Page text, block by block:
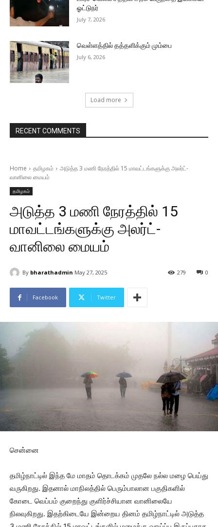
ஓட்டுநர்
July 7, 2026
வெள்ளத்தில் தத்தளிக்கும் மும்பை
July 6, 2026
Load more
RECENT COMMENTS